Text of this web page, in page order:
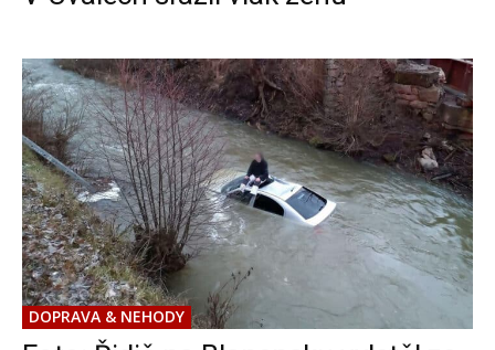
DOPRAVA & NEHODY